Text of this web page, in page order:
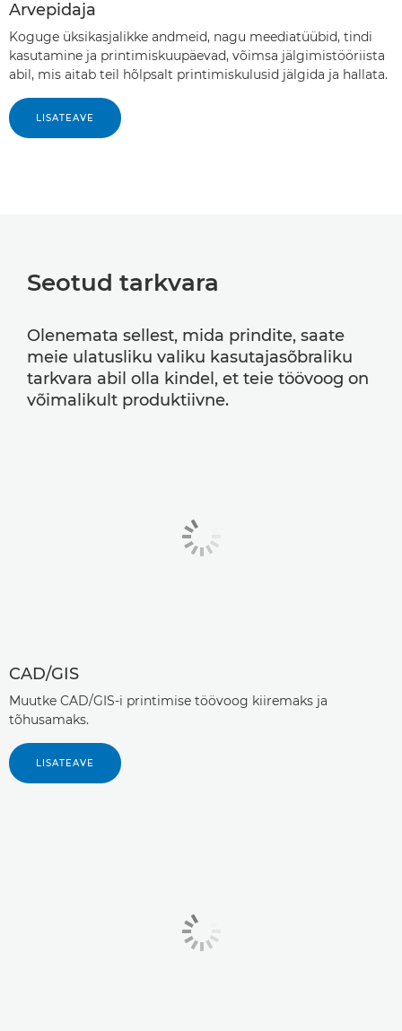
Arvepidaja
Koguge üksikasjalikke andmeid, nagu meediatüübid, tindi
kasutamine ja printimiskuupäevad, võimsa jälgimistööriista
abil, mis aitab teil hõlpsalt printimiskulusid jälgida ja hallata.
LISATEAVE
Seotud tarkvara
Olenemata sellest, mida prindite, saate
meie ulatusliku valiku kasutajasõbraliku
tarkvara abil olla kindel, et teie töövoog on
võimalikult produktiivne.
CAD/GIS
Muutke CAD/GIS-i printimise töövoog kiiremaks ja
tõhusamaks.
LISATEAVE